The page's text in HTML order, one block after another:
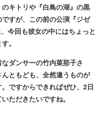
キトリや『白鳥の湖』の黒
すが、この前の公演『ジゼ
今回も彼女の中にはちょっと
。
ダンサーの竹内菜那子さ
ともども、全然違うものが
ですからできればぜひ、2日
ただきたいですね。